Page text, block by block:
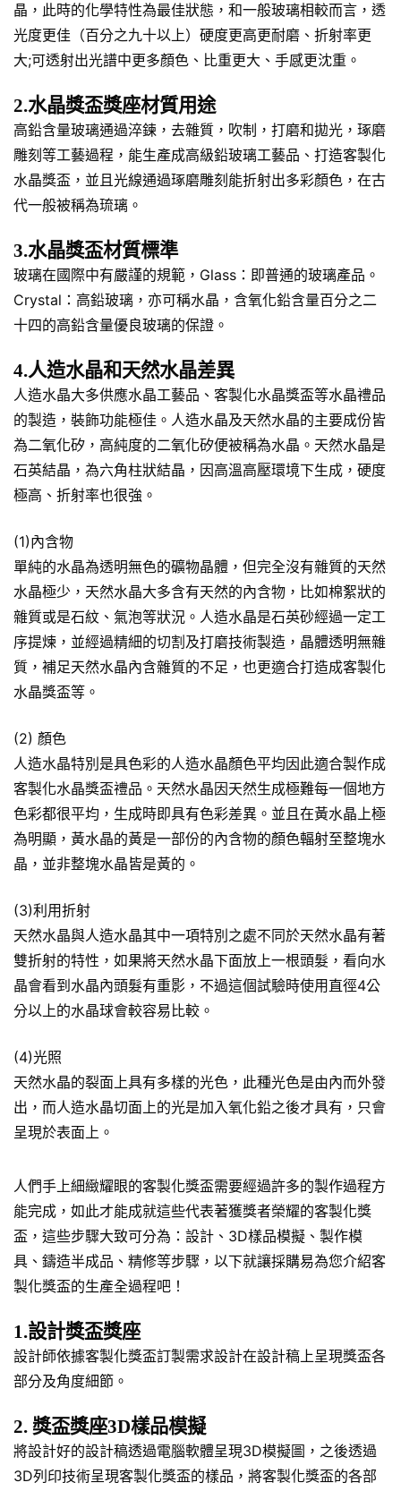
晶，此時的化學特性為最佳狀態，和一般玻璃相較而言，透
光度更佳（百分之九十以上）硬度更高更耐磨、折射率更
大;可透射出光譜中更多顏色、比重更大、手感更沈重。
2.水晶獎盃獎座材質用途
高鉛含量玻璃通過淬鍊，去雜質，吹制，打磨和拋光，琢磨
雕刻等工藝過程，能生產成高級鉛玻璃工藝品、打造客製化
水晶獎盃，並且光線通過琢磨雕刻能折射出多彩顏色，在古
代一般被稱為琉璃。
3.水晶獎盃材質標準
玻璃在國際中有嚴謹的規範，Glass：即普通的玻璃產品。
Crystal：高鉛玻璃，亦可稱水晶，含氧化鉛含量百分之二
十四的高鉛含量優良玻璃的保證。
4.人造水晶和天然水晶差異
人造水晶大多供應水晶工藝品、客製化水晶獎盃等水晶禮品
的製造，裝飾功能極佳。人造水晶及天然水晶的主要成份皆
為二氧化矽，高純度的二氧化矽便被稱為水晶。天然水晶是
石英結晶，為六角柱狀結晶，因高溫高壓環境下生成，硬度
極高、折射率也很強。
(1)內含物
單純的水晶為透明無色的礦物晶體，但完全沒有雜質的天然
水晶極少，天然水晶大多含有天然的內含物，比如棉絮狀的
雜質或是石紋、氣泡等狀況。人造水晶是石英砂經過一定工
序提煉，並經過精細的切割及打磨技術製造，晶體透明無雜
質，補足天然水晶內含雜質的不足，也更適合打造成客製化
水晶獎盃等。
(2) 顏色
人造水晶特別是具色彩的人造水晶顏色平均因此適合製作成
客製化水晶獎盃禮品。天然水晶因天然生成極難每一個地方
色彩都很平均，生成時即具有色彩差異。並且在黃水晶上極
為明顯，黃水晶的黃是一部份的內含物的顏色輻射至整塊水
晶，並非整塊水晶皆是黃的。
(3)利用折射
天然水晶與人造水晶其中一項特別之處不同於天然水晶有著
雙折射的特性，如果將天然水晶下面放上一根頭髮，看向水
晶會看到水晶內頭髮有重影，不過這個試驗時使用直徑4公
分以上的水晶球會較容易比較。
(4)光照
天然水晶的裂面上具有多樣的光色，此種光色是由內而外發
出，而人造水晶切面上的光是加入氧化鉛之後才具有，只會
呈現於表面上。
人們手上細緻耀眼的客製化獎盃需要經過許多的製作過程方
能完成，如此才能成就這些代表著獲獎者榮耀的客製化獎
盃，這些步驟大致可分為：設計、3D樣品模擬、製作模
具、鑄造半成品、精修等步驟，以下就讓採購易為您介紹客
製化獎盃的生產全過程吧！
1.設計獎盃獎座
設計師依據客製化獎盃訂製需求設計在設計稿上呈現獎盃各
部分及角度細節。
2. 獎盃獎座3D樣品模擬
將設計好的設計稿透過電腦軟體呈現3D模擬圖，之後透過
3D列印技術呈現客製化獎盃的樣品，將客製化獎盃的各部